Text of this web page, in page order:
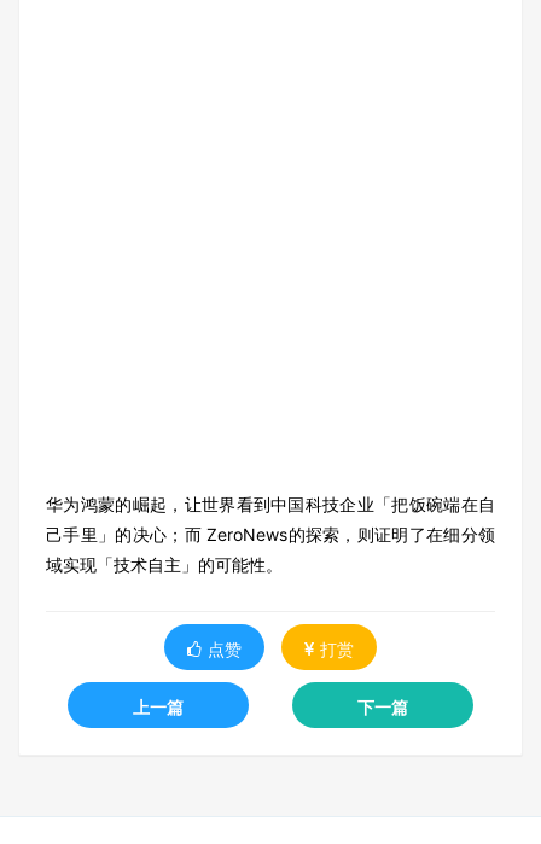
华为鸿蒙的崛起，让世界看到中国科技企业「把饭碗端在自
己手里」的决心；而 ZeroNews的探索，则证明了在细分领
域实现「技术自主」的可能性。
点赞 打赏
上一篇 下一篇